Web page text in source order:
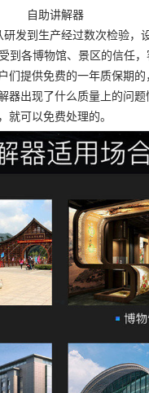
自助讲解器
发到生产经过数次检验，
到各博物馆、景区的信任，
们提供免费的一年质保期的
器出现了什么质量上的问题
就可以免费处理的。